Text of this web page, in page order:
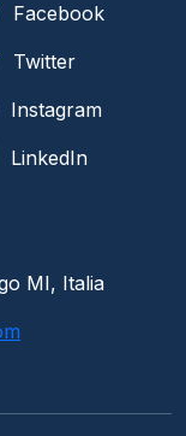
Facebook
Twitter
Instagram
LinkedIn
MI, Italia